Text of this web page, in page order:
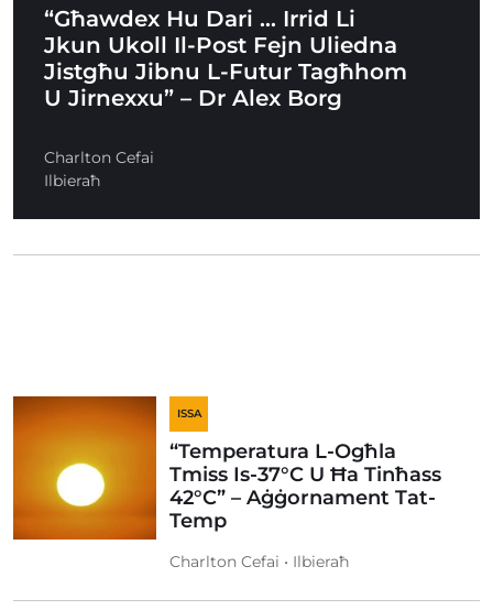
“Għawdex Hu Dari … Irrid Li
Jkun Ukoll Il-Post Fejn Uliedna
Jistgħu Jibnu L-Futur Tagħhom
U Jirnexxu” – Dr Alex Borg
Charlton Cefai
Ilbieraħ
ISSA
“Temperatura L-Ogħla
Tmiss Is-37°C U Ħa Tinħass
42°C” – Aġġornament Tat-
Temp
Charlton Cefai • Ilbieraħ